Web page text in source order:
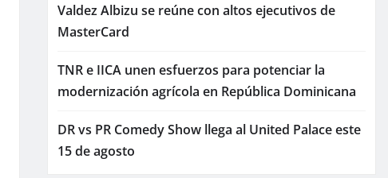
Valdez Albizu se reúne con altos ejecutivos de
MasterCard
TNR e IICA unen esfuerzos para potenciar la
modernización agrícola en República Dominicana
DR vs PR Comedy Show llega al United Palace este
15 de agosto